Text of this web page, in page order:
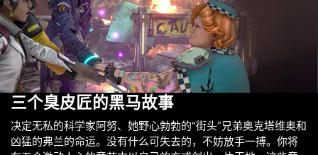
三个臭皮匠的黑马故事
决定无私的科学家阿努、她野心勃勃的“街头”兄弟奥克塔维奥和
凶猛的弗兰的命运。没有什么可失去的，不妨放手一搏。你将